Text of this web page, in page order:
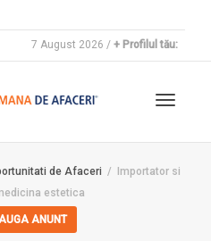
7 August 2026 / + Profilul tău:
de Afaceri
Importator si
estetica
ANUNT